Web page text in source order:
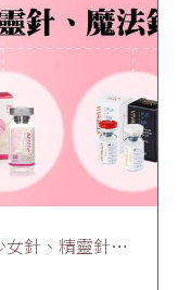
針、精靈針、